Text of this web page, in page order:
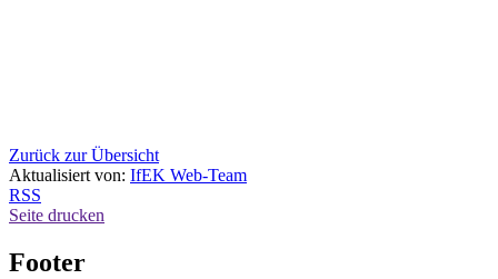
Zurück zur Übersicht
Aktualisiert von: IfEK Web-Team
RSS
Seite drucken
Footer